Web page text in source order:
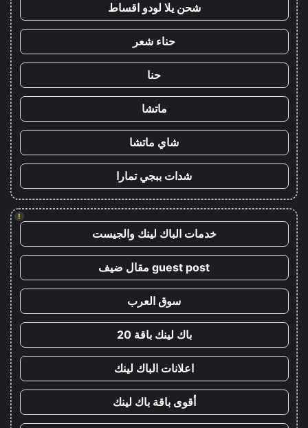
شحن يلا لودو اقساط
حناء شعر
حنا
ماتشا
شاي ماتشا
شدات ببجي تمارا
!
خدمات الباك لينك والجيست
guest post مقال ضيف
سوق العرب
باك لينك باقة 20
اعلانات الباك لينك
أقوى باقة باك لينك